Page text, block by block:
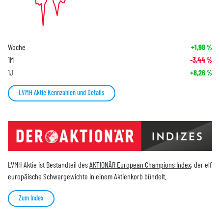
Woche +1,98%
1M -3,44%
1J +8,26%
LVMH Aktie Kennzahlen und Details
LVMH Aktie ist Bestandteil desAKTIONÄR European Champions Index, der elf
europäische Schwergewichte in einem Aktienkorb bündelt.
Zum Index